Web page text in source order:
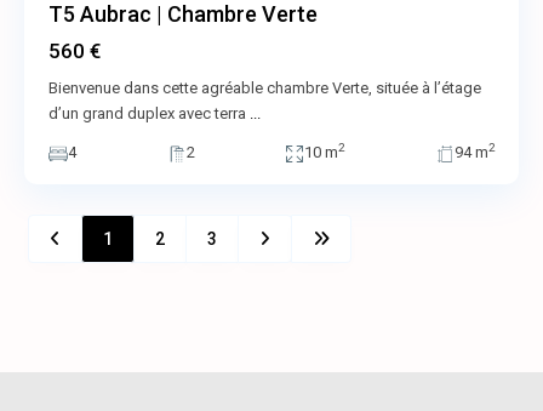
T5 Aubrac | Chambre Verte
560 €
Bienvenue dans cette agréable chambre Verte, située à l’étage
d’un grand duplex avec terra ...
4 2 10 m2 94 m2
1 2 3